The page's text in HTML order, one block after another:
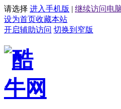
请选择 进入手机版 | 继续访问电
设为首页收藏本站
开启辅助访问 切换到窄版